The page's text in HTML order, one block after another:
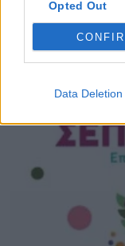
Opted Out
Data Deletion
17,285 εκατ.
Περιφέρεια